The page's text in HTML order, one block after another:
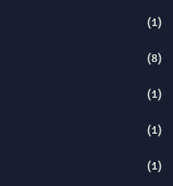
(1)
(8)
(1)
(1)
(1)